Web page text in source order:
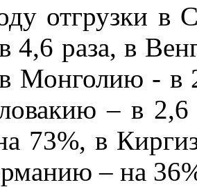
отгрузки в
4,6 раза, в
Монголию - в
– в
73%, в
– на